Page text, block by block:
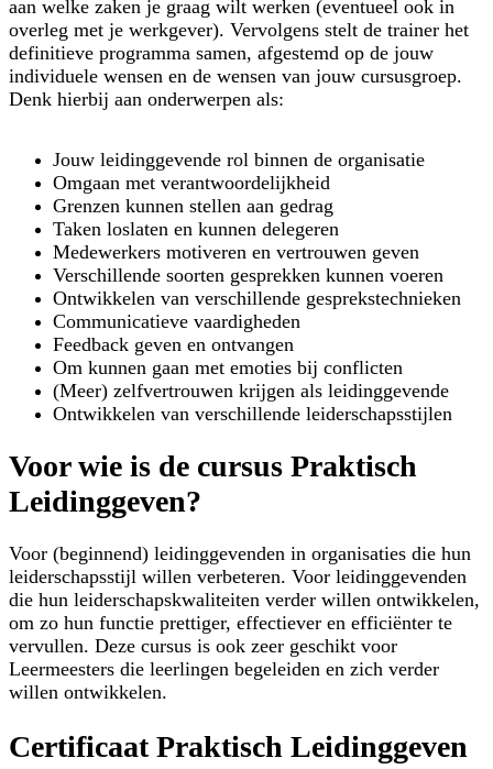
aan welke zaken je graag wilt werken (eventueel ook in
overleg met je werkgever). Vervolgens stelt de trainer het
definitieve programma samen, afgestemd op de jouw
individuele wensen en de wensen van jouw cursusgroep.
Denk hierbij aan onderwerpen als:
Jouw leidinggevende rol binnen de organisatie
Omgaan met verantwoordelijkheid
Grenzen kunnen stellen aan gedrag
Taken loslaten en kunnen delegeren
Medewerkers motiveren en vertrouwen geven
Verschillende soorten gesprekken kunnen voeren
Ontwikkelen van verschillende gesprekstechnieken
Communicatieve vaardigheden
Feedback geven en ontvangen
Om kunnen gaan met emoties bij conflicten
(Meer) zelfvertrouwen krijgen als leidinggevende
Ontwikkelen van verschillende leiderschapsstijlen
Voor wie is de cursus Praktisch
Leidinggeven?
Voor (beginnend) leidinggevenden in organisaties die hun
leiderschapsstijl willen verbeteren. Voor leidinggevenden
die hun leiderschapskwaliteiten verder willen ontwikkelen,
om zo hun functie prettiger, effectiever en efficiënter te
vervullen. Deze cursus is ook zeer geschikt voor
Leermeesters die leerlingen begeleiden en zich verder
willen ontwikkelen.
Certificaat Praktisch Leidinggeven